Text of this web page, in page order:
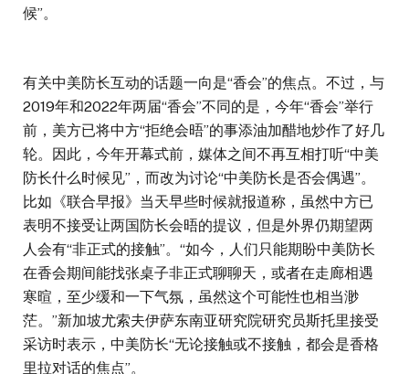
候”。
有关中美防长互动的话题一向是“香会”的焦点。不过，与
2019年和2022年两届“香会”不同的是，今年“香会”举行
前，美方已将中方“拒绝会晤”的事添油加醋地炒作了好几
轮。因此，今年开幕式前，媒体之间不再互相打听“中美
防长什么时候见”，而改为讨论“中美防长是否会偶遇”。
比如《联合早报》当天早些时候就报道称，虽然中方已
表明不接受让两国防长会晤的提议，但是外界仍期望两
人会有“非正式的接触”。“如今，人们只能期盼中美防长
在香会期间能找张桌子非正式聊聊天，或者在走廊相遇
寒暄，至少缓和一下气氛，虽然这个可能性也相当渺
茫。”新加坡尤索夫伊萨东南亚研究院研究员斯托里接受
采访时表示，中美防长“无论接触或不接触，都会是香格
里拉对话的焦点”。